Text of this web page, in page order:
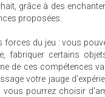
grâce à des
proposées.
forces du jeu : vous
fabriquer certains
de ces compétences
votre jauge
vous pourrez choisir